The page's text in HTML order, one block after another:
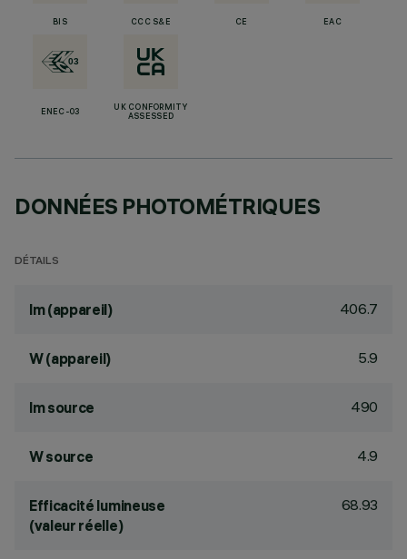
BIS CCC S&E CE EAC
ENEC-03
UK CONFORMITY
ASSESSED
DONNÉES PHOTOMÉTRIQUES
DÉTAILS
lm (appareil) 406.7
W (appareil) 5.9
lm source 490
W source 4.9
Efficacité lumineuse
(valeur réelle)
68.93